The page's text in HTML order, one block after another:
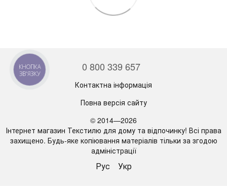
0 800 339 657
Контактна інформація
Повна версія сайту
© 2014—2026
Інтернет магазин Текстилю для дому та відпочинку! Всі права
захищено. Будь-яке копіювання матеріалів тільки за згодою
адміністрації
Рус Укр
КНОПКА
ЗВ'ЯЗКУ